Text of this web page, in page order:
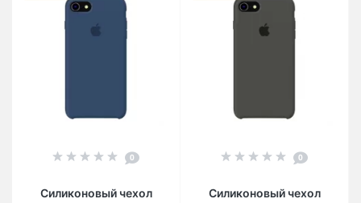
0
Силиконовый чехол
0
Силиконовый чехол